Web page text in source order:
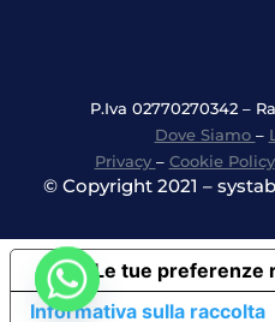
P.Iva 02770270342 –
Dove Siamo –
Privacy – Cookie Policy
© Copyright 2021 –
Informativa sulla raccolta
Le tue preferenze